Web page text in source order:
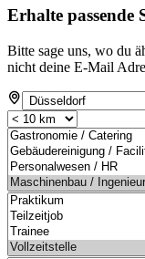
Erhalte passende
Bitte sage uns, wo du
nicht deine E-Mail